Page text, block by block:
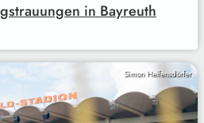
in Bayreuth
Simon Helfensdörfer